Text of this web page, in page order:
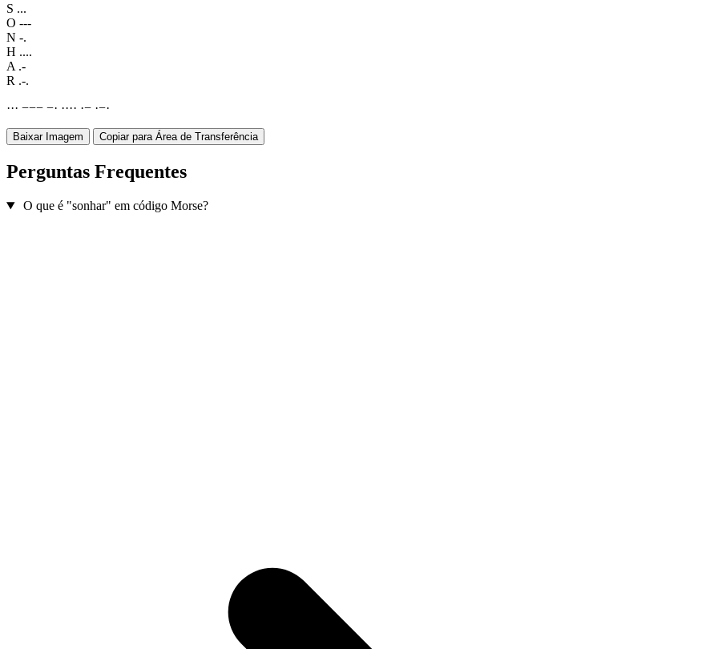
S ...
O ---
N -.
H ....
A .-
R .-.
··· −−− −· ···· ·− ·−·
Baixar Imagem Copiar para Área de Transferência
Perguntas Frequentes
O que é "sonhar" em código Morse?